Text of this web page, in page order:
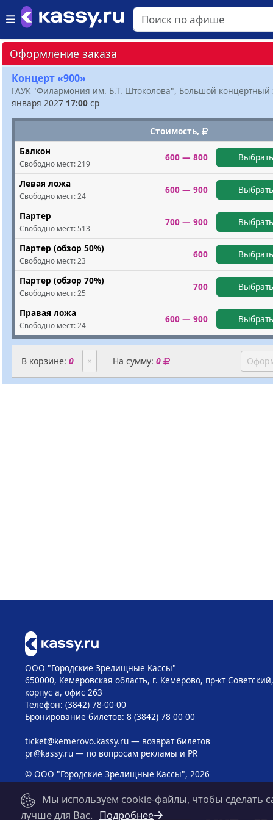
Оформление заказа
Концерт «900»
ГАУК "Филармония им. Б.Т. Штоколова", Большой концертный
января 2027 17:00 ср
Стоимость,
Балкон
Свободно мест: 219
600 — 800
Левая ложа
Свободно мест: 24
600 — 900
Партер
Свободно мест: 513
700 — 900
Партер (обзор 50%)
Свободно мест: 23
600
Партер (обзор 70%)
Свободно мест: 25
700
Правая ложа
Свободно мест: 24
600 — 900
В корзине: 0 × На сумму:0
ООО "Городские Зрелищные Кассы"
650000, Кемеровская область, г. Кемерово, пр-кт
корпус а, офис 263
Телефон: (3842) 78-00-00
Бронирование билетов: 8 (3842) 78 00 00
ticket@kemerovo.kassy.ru— возврат билетов
pr@kassy.ru— по вопросам рекламы и PR
© ООО "Городские Зрелищные Кассы", 2026
Мы используем cookie-файлы, чтобы сделать
лучше для Вас. Подробнее